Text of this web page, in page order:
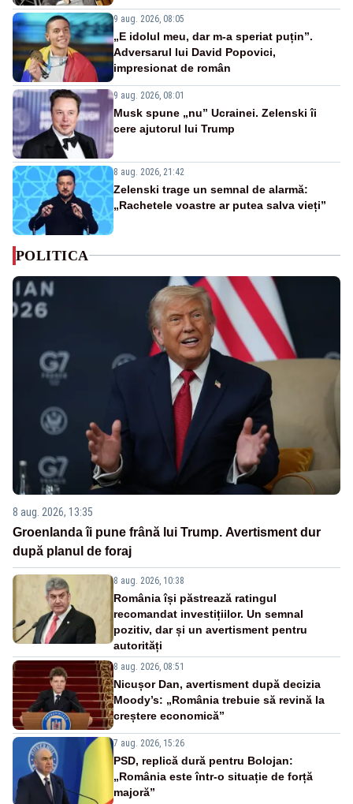
9 aug. 2026, 08:05
„E idolul meu, dar m-a speriat puțin”.
Adversarul lui David Popovici,
impresionat de român
9 aug. 2026, 08:01
Musk spune „nu” Ucrainei. Zelenski îi
cere ajutorul lui Trump
8 aug. 2026, 21:42
Zelenski trage un semnal de alarmă:
„Rachetele voastre ar putea salva vieți”
POLITICA
8 aug. 2026, 13:35
Groenlanda îi pune frână lui Trump. Avertisment dur
după planul de foraj
8 aug. 2026, 10:38
România își păstrează ratingul
recomandat investițiilor. Un semnal
pozitiv, dar și un avertisment pentru
autorități
8 aug. 2026, 08:51
Nicușor Dan, avertisment după decizia
Moody’s: „România trebuie să revină la
creștere economică”
7 aug. 2026, 15:26
PSD, replică dură pentru Bolojan:
„România este într-o situație de forță
majoră”